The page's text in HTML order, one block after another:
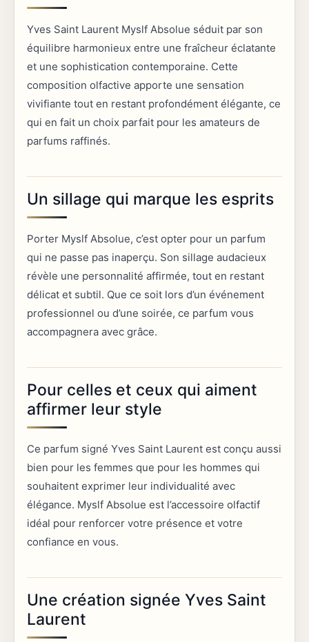
Yves Saint Laurent Myslf Absolue séduit par son
équilibre harmonieux entre une fraîcheur éclatante
et une sophistication contemporaine. Cette
composition olfactive apporte une sensation
vivifiante tout en restant profondément élégante, ce
qui en fait un choix parfait pour les amateurs de
parfums raffinés.
Un sillage qui marque les esprits
Porter Myslf Absolue, c’est opter pour un parfum
qui ne passe pas inaperçu. Son sillage audacieux
révèle une personnalité affirmée, tout en restant
délicat et subtil. Que ce soit lors d’un événement
professionnel ou d’une soirée, ce parfum vous
accompagnera avec grâce.
Pour celles et ceux qui aiment
affirmer leur style
Ce parfum signé Yves Saint Laurent est conçu aussi
bien pour les femmes que pour les hommes qui
souhaitent exprimer leur individualité avec
élégance. Myslf Absolue est l’accessoire olfactif
idéal pour renforcer votre présence et votre
confiance en vous.
Une création signée Yves Saint
Laurent